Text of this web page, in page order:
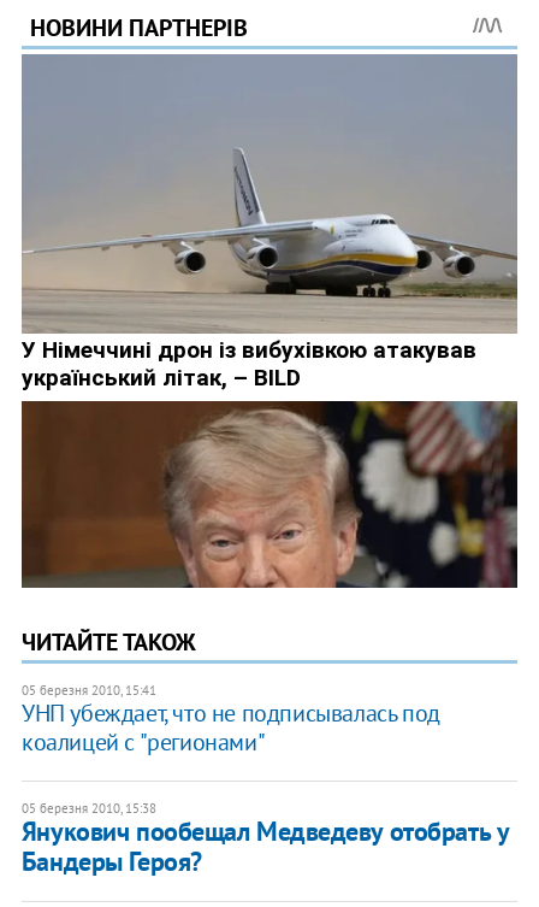
ЧИТАЙТЕ ТАКОЖ
05 березня 2010, 15:41
УНП убеждает, что не подписывалась под
коалицей с "регионами"
05 березня 2010, 15:38
Янукович пообещал Медведеву отобрать у
Бандеры Героя?